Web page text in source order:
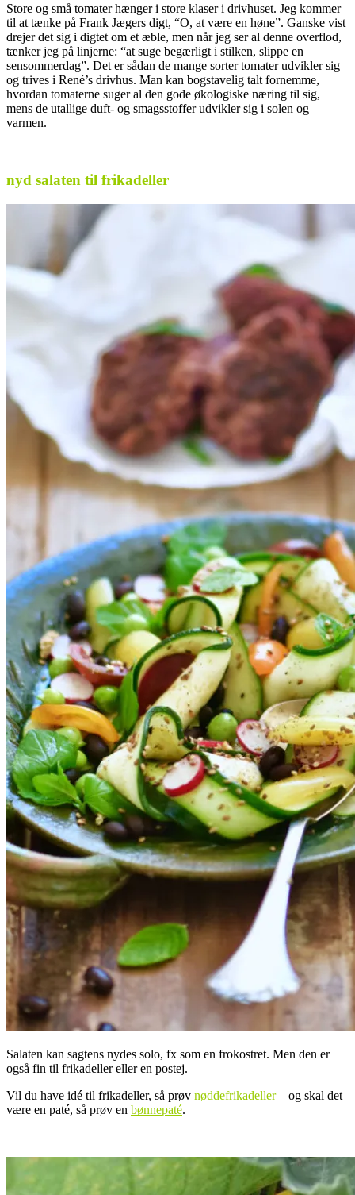
Store og små tomater hænger i store klaser i drivhuset. Jeg kommer
til at tænke på Frank Jægers digt, “O, at være en høne”. Ganske vist
drejer det sig i digtet om et æble, men når jeg ser al denne overflod,
tænker jeg på linjerne: “at suge begærligt i stilken, slippe en
sensommerdag”. Det er sådan de mange sorter tomater udvikler sig
og trives i René’s drivhus. Man kan bogstavelig talt fornemme,
hvordan tomaterne suger al den gode økologiske næring til sig,
mens de utallige duft- og smagsstoffer udvikler sig i solen og
varmen.
nyd salaten til frikadeller
Salaten kan sagtens nydes solo, fx som en frokostret. Men den er
også fin til frikadeller eller en postej.
Vil du have idé til frikadeller, så prøv nøddefrikadeller– og skal det
være en paté, så prøv en bønnepaté.